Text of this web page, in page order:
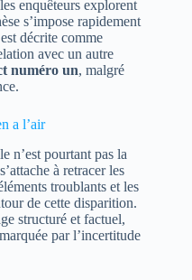
enquêteurs explorent
s’impose rapidement
décrite comme
avec un autre
numéro un, malgré
a l’air
n’est pourtant pas la
à retracer les
troublants et les
de cette disparition.
structuré et factuel,
par l’incertitude